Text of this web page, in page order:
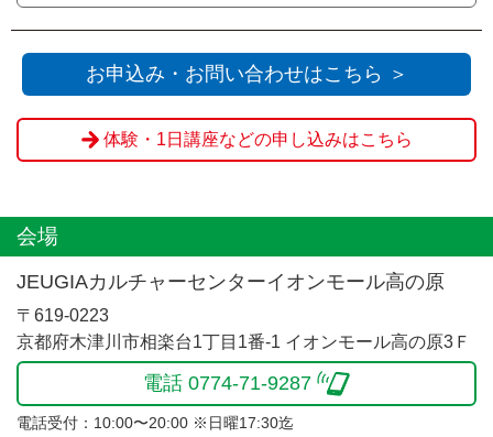
でのお支払いをお願いいたします。
済を利用せず送信』をクリックください。
※教材費は当日現金にてお支払いいただきます。
※申込締切を過ぎてからのお客様都合によるご欠席・キ
お申込み・お問い合わせはこちら ＞
体験・1日講座などの申し込みはこちら
会場
JEUGIAカルチャーセンターイオンモール高の原
〒619-0223
京都府木津川市相楽台1丁目1番-1 イオンモール高の原3Ｆ
電話 0774-71-9287
電話受付：10:00〜20:00 ※日曜17:30迄